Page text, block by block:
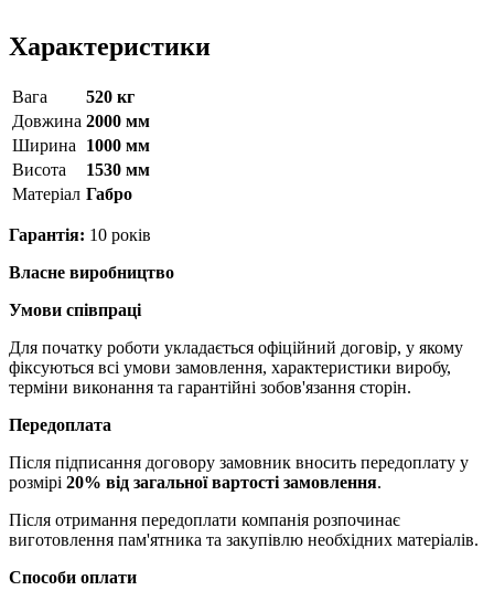
Характеристики
Вага
520 кг
Довжина 2000 мм
Ширина
1000 мм
Висота
1530 мм
Матерiал Габро
Гарантія: 10 років
Власне виробництво
Умови співпраці
Для початку роботи укладається офіційний договір, у якому
фіксуються всі умови замовлення, характеристики виробу,
терміни виконання та гарантійні зобов'язання сторін.
Передоплата
Після підписання договору замовник вносить передоплату у
розмірі 20% від загальної вартості замовлення.
Після отримання передоплати компанія розпочинає
виготовлення пам'ятника та закупівлю необхідних матеріалів.
Способи оплати